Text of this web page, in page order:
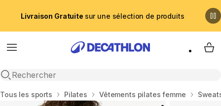
Livraison Gratuite sur une sélection de produits
Menu
Recherche ouverte
My
Accueil
Tous les sports Pilates Vêtements pilates femme